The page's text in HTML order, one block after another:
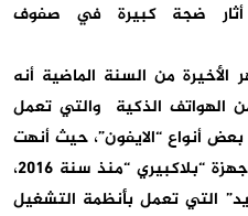
أثار ضجة كبيرة في صفوف
من السنة الماضية أنه
الذكية والتي تعمل
أنواع “الايفون”، حيث أنهت
شركة واتساب عملها في بعض أجهزة “بلاكبيري “منذ سنة 2016،
التي تعمل بأنظمة التشغيل